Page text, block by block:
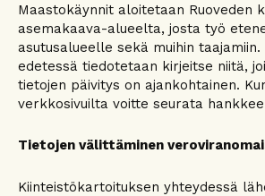
Maastokäynnit aloitetaan Ruoveden
asemakaava-alueelta, josta työ
asutusalueelle sekä muihin
edetessä tiedotetaan kirjeitse niitä,
tietojen päivitys on ajankohtainen.
verkkosivuilta voitte seurata
Tietojen välittäminen
Kiinteistökartoituksen yhteydessä